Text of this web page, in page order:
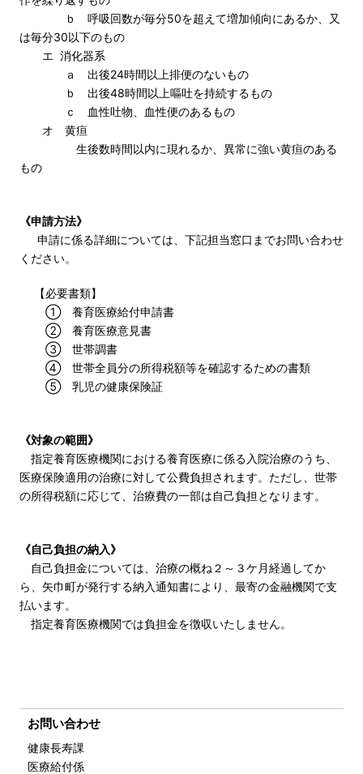
ｂ 呼吸回数が毎分50を超えて増加傾向にあるか、又
は毎分30以下のもの
エ 消化器系
ａ 出後24時間以上排便のないもの
ｂ 出後48時間以上嘔吐を持続するもの
ｃ 血性吐物、血性便のあるもの
オ 黄疸
生後数時間以内に現れるか、異常に強い黄疸のある
もの
《申請方法》
申請に係る詳細については、下記担当窓口までお問い合わせ
ください。
【必要書類】
① 養育医療給付申請書
② 養育医療意見書
③ 世帯調書
④ 世帯全員分の所得税額等を確認するための書類
⑤ 乳児の健康保険証
《対象の範囲》
指定養育医療機関における養育医療に係る入院治療のうち、
医療保険適用の治療に対して公費負担されます。ただし、世帯
の所得税額に応じて、治療費の一部は自己負担となります。
《自己負担の納入》
自己負担金については、治療の概ね２～３ケ月経過してか
ら、矢巾町が発行する納入通知書により、最寄の金融機関で支
払います。
指定養育医療機関では負担金を徴収いたしません。
お問い合わせ
健康長寿課
医療給付係